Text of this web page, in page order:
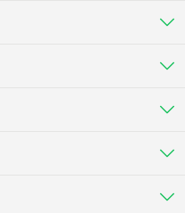
バイト・アルバイト・パート
ど）
ビニールハウスで多様な野菜の生産
専門職（獣医師･人工授精師･